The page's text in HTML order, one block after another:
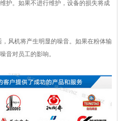
。如果不进行维护，设备的损失将成
机将产生明显的噪音。如果在粉体输
音对员工的影响。